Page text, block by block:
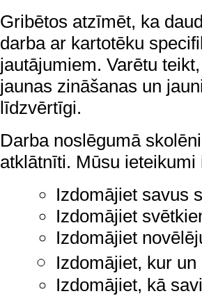
Gribētos atzīmēt, ka
darba ar kartotēku
jautājumiem. Varētu
jaunas zināšanas un
līdzvērtīgi.
Darba noslēgumā
atklātnīti. Mūsu ieteikumi
Izdomājiet savus
Izdomājiet
Izdomājiet
Izdomājiet, kur un
Izdomājiet, kā